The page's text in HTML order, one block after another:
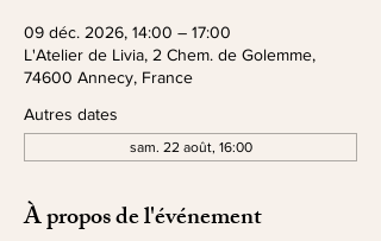
09 déc. 2026, 14:00 – 17:00
L'Atelier de Livia, 2 Chem. de Golemme,
74600 Annecy, France
Autres dates
sam. 22 août, 16:00
À propos de l'événement